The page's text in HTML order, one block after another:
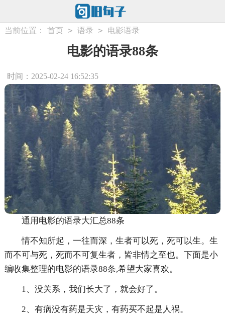
当前位置： 首页 > 语录 > 电影语录
电影的语录88条
时间：2025-02-24 16:52:35
通用电影的语录大汇总88条
情不知所起，一往而深，生者可以死，死可以生。生
而不可与死，死而不可复生者，皆非情之至也。下面是小
编收集整理的电影的语录88条,希望大家喜欢。
1、没关系，我们长大了，就会好了。
2、有病没有药是天灾，有药买不起是人祸。